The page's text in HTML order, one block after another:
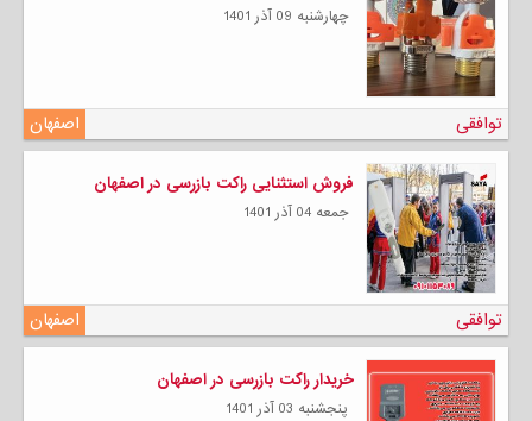
چهارشنبه 09 آذر 1401
اصفهان توافقی
فروش استثنایی راکت بازرسی در اصفهان
جمعه 04 آذر 1401
اصفهان توافقی
خریدار راکت بازرسی در اصفهان
پنجشنبه 03 آذر 1401